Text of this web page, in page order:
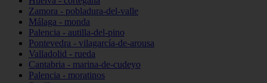
Zamora - pobladura-del-valle
Málaga - monda
Palencia - autilla-del-pino
Pontevedra - vilagarcía-de-arousa
Valladolid - rueda
Cantabria - marina-de-cudeyo
Palencia - moratinos